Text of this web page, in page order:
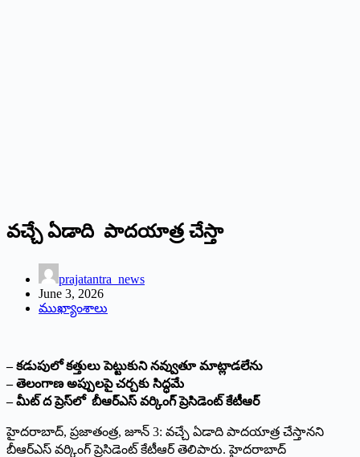
వచ్చే ఏడాది పాదయాత్ర చేస్తా
prajatantra_news
June 3, 2026
ముఖ్యాంశాలు
– కడుపులో కత్తులు పెట్టుకుని నవ్వుతూ మాట్లాడలేను
– తెలంగాణ అప్పులపై చర్చకు సిద్ధ‌మే
– మీట్‌ ‌ద ప్రెస్‌లో బీఆర్‌ఎస్‌ ‌వర్కింగ్‌ ‌ప్రెసిడెంట్‌ ‌కేటీఆర్‌
‌హైదరాబాద్‌, ‌ప్రజాతంత్ర, జూన్‌ 3: ‌వచ్చే ఏడాది పాదయాత్ర చేస్తానని
బీఆర్‌ఎస్‌ ‌వర్కింగ్‌ ‌ప్రెసిడెంట్‌ ‌కేటీఆర్‌ ‌తెలిపారు. హైదరాబాద్‌